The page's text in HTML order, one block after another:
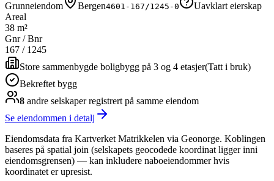
Grunneiendom
Bergen4601-167/1245-0
Uavklart eierskap
Areal
38 m²
Gnr / Bnr
167 / 1245
Store sammenbygde boligbygg på 3 og 4 etasjer(Tatt i bruk)
Bekreftet bygg
8 andre selskaperregistrert på samme eiendom
Se eiendommen i detalj
Eiendomsdata fra Kartverket Matrikkelen via Geonorge. Koblingen
baseres på spatial join (selskapets geocodede koordinat ligger inni
eiendomsgrensen) — kan inkludere naboeiendommer hvis
koordinatet er upresist.